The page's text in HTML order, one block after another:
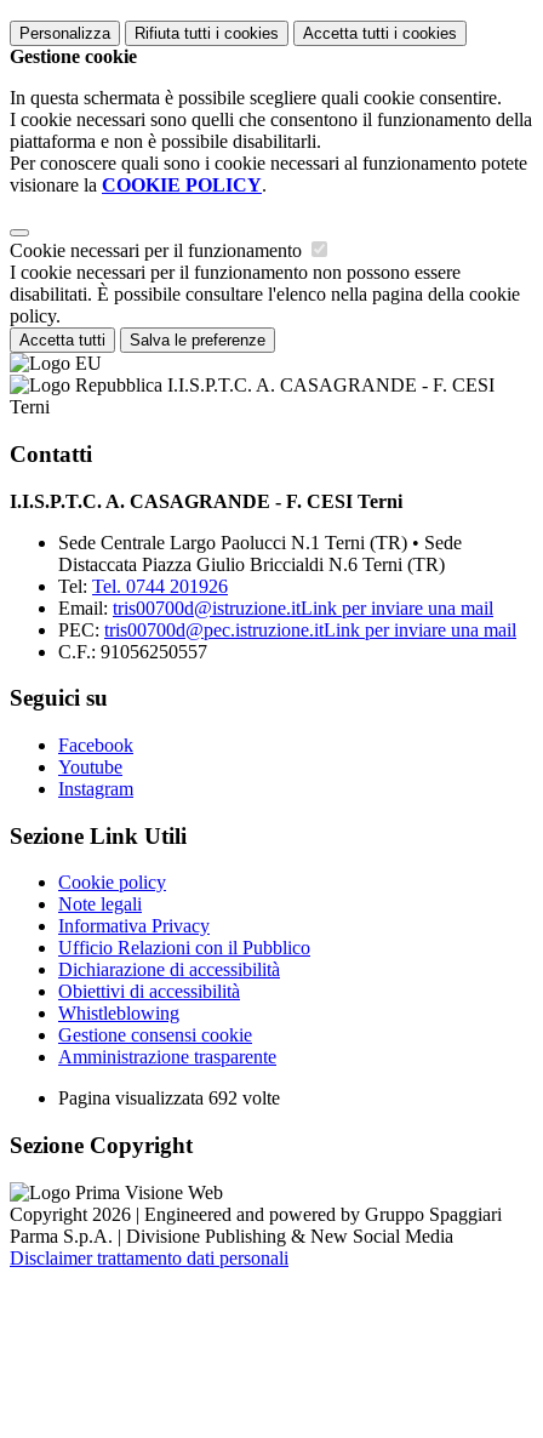
Personalizza Rifiuta tutti i cookies Accetta tutti i cookies
Gestione cookie
In questa schermata è possibile scegliere quali cookie consentire.
I cookie necessari sono quelli che consentono il funzionamento della
piattaforma e non è possibile disabilitarli.
Per conoscere quali sono i cookie necessari al funzionamento potete
visionare la COOKIE POLICY.
Cookie necessari per il funzionamento
I cookie necessari per il funzionamento non possono essere
disabilitati. È possibile consultare l'elenco nella pagina della cookie
policy.
Accetta tutti Salva le preferenze
I.I.S.P.T.C. A. CASAGRANDE - F. CESI
Terni
Contatti
I.I.S.P.T.C. A. CASAGRANDE - F. CESI Terni
Sede Centrale Largo Paolucci N.1 Terni (TR) • Sede
Distaccata Piazza Giulio Briccialdi N.6 Terni (TR)
Tel: Tel. 0744 201926
Email: tris00700d@istruzione.itLink per inviare una mail
PEC: tris00700d@pec.istruzione.itLink per inviare una mail
C.F.: 91056250557
Seguici su
Facebook
Youtube
Instagram
Sezione Link Utili
Cookie policy
Note legali
Informativa Privacy
Ufficio Relazioni con il Pubblico
Dichiarazione di accessibilità
Obiettivi di accessibilità
Whistleblowing
Gestione consensi cookie
Amministrazione trasparente
Pagina visualizzata 692 volte
Sezione Copyright
Copyright 2026 | Engineered and powered by Gruppo Spaggiari
Parma S.p.A. | Divisione Publishing & New Social Media
Disclaimer trattamento dati personali